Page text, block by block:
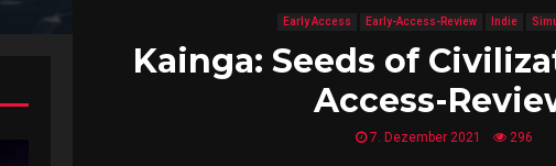
Early Access Early-Access-Review Indie
Kainga: Seeds of
Access-
7. Dezember 2021 296